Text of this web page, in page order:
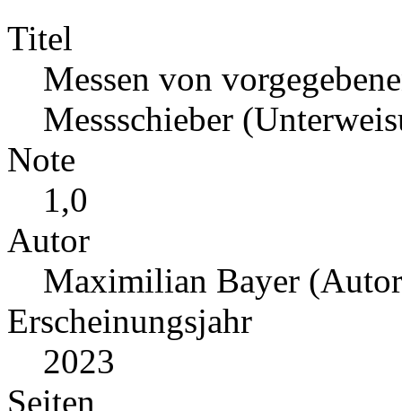
Titel
Messen von
Messschieber
Note
1,0
Autor
Maximilian Bayer
Erscheinungsjahr
2023
Seiten